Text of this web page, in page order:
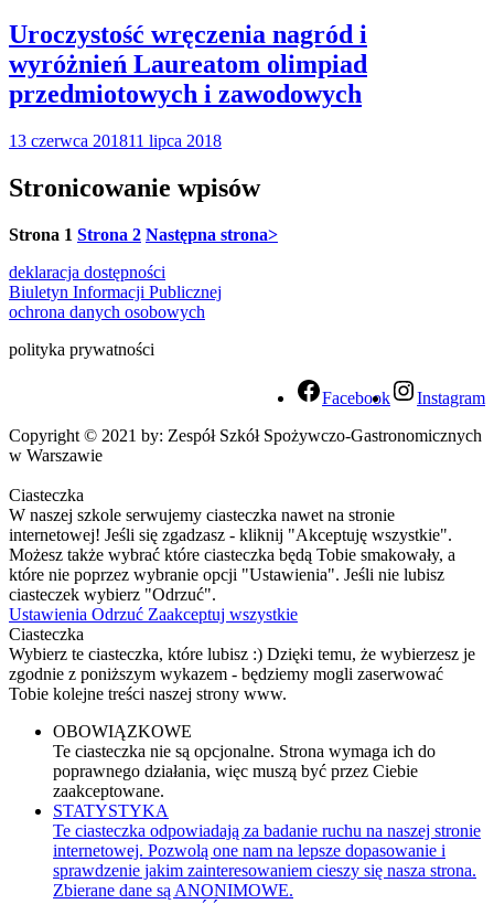
Uroczystość wręczenia nagród i
wyróżnień Laureatom olimpiad
przedmiotowych i zawodowych
13 czerwca 201811 lipca 2018
Stronicowanie wpisów
Strona 1 Strona 2 Następna strona>
deklaracja dostępności
Biuletyn Informacji Publicznej
ochrona danych osobowych
polityka prywatności
Facebook
Instagram
Copyright © 2021 by: Zespół Szkół Spożywczo-Gastronomicznych
w Warszawie
Ciasteczka
W naszej szkole serwujemy ciasteczka nawet na stronie
internetowej! Jeśli się zgadzasz - kliknij "Akceptuję wszystkie".
Możesz także wybrać które ciasteczka będą Tobie smakowały, a
które nie poprzez wybranie opcji "Ustawienia". Jeśli nie lubisz
ciasteczek wybierz "Odrzuć".
Ustawienia Odrzuć Zaakceptuj wszystkie
Ciasteczka
Wybierz te ciasteczka, które lubisz :) Dzięki temu, że wybierzesz je
zgodnie z poniższym wykazem - będziemy mogli zaserwować
Tobie kolejne treści naszej strony www.
OBOWIĄZKOWE
Te ciasteczka nie są opcjonalne. Strona wymaga ich do
poprawnego działania, więc muszą być przez Ciebie
zaakceptowane.
STATYSTYKA
Te ciasteczka odpowiadają za badanie ruchu na naszej stronie
internetowej. Pozwolą one nam na lepsze dopasowanie i
sprawdzenie jakim zainteresowaniem cieszy się nasza strona.
Zbierane dane są ANONIMOWE.